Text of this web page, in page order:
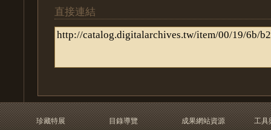
直接連結
珍藏特展
目錄導覽
成果網站資源
工具